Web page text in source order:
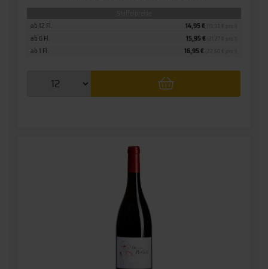
ab 1 Fl. 16,95 €
ab 6 Fl. 15,95 €
ab 12 Fl. 14,95 €